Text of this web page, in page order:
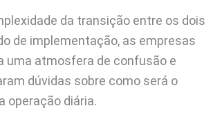
da transição entre os dois
de implementação, as empresas
uma atmosfera de confusão e
dúvidas sobre como será o
operação diária.